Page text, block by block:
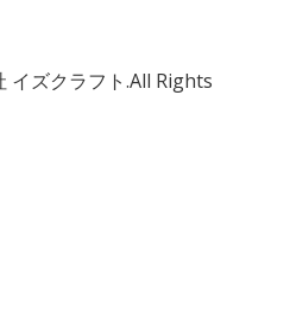
イズクラフト.All Rights